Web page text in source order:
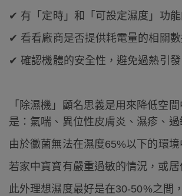
✔ 有「定時」和「可設定濕度」功
✔ 看看廠商是否提供耗電量的相關
✔ 確認機體的安全性，避免過熱引發
「除濕機」顧名思義是用來降低空
是：氣喘、異位性皮膚炎、濕疹、
由於黴菌無法在濕度65%以下的環
若家中寶寶有嚴重過敏的情況，或
此外理想濕度最好是在30-50%之間